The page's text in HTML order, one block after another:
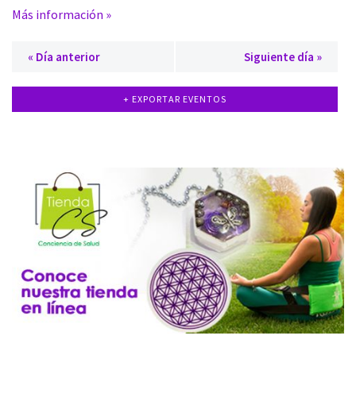
Más información »
« Día anterior Siguiente día »
+ EXPORTAR EVENTOS